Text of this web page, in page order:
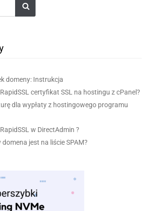
domeny: Instrukcja
certyfikat SSL na hostingu z cPanel?
dla wypłaty z hostingowego programu
w DirectAdmin ?
jest na liście SPAM?